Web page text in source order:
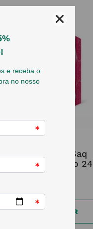
BIOLYS
Biolys Chá Saq
Amamentação 24
ADICIONAR